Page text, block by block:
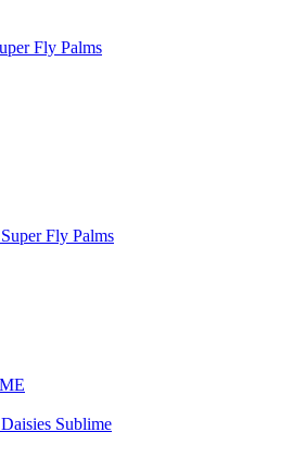
Fly Palms
Fly Palms
Sublime